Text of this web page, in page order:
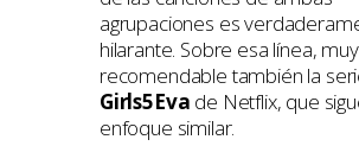
agrupaciones es
hilarante. Sobre esa línea, muy
recomendable también la
Girls5Eva de Netflix, que
enfoque similar.